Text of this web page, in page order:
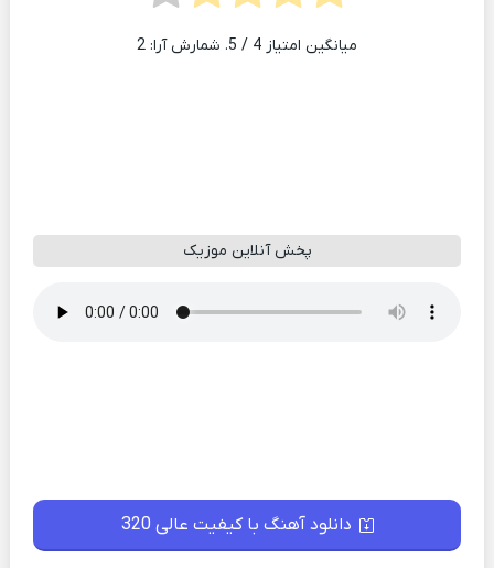
میانگین امتیاز 4 / 5. شمارش آرا: 2
پخش آنلاین موزیک
دانلود آهنگ با کیفیت عالی 320